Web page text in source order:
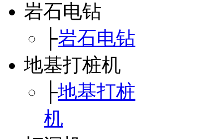
岩石电钻
├岩石电钻
地基打桩机
├地基打桩
机